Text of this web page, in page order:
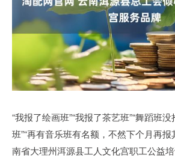
“我报了绘画班”“我报了茶艺班”“舞蹈班
班”“再有音乐班有名额，不然下个月再
南省大理州洱源县工人文化宫职工公益